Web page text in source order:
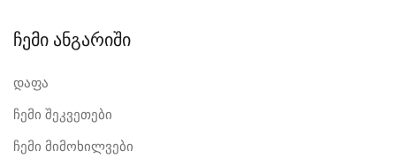
ჩემი ანგარიში
დაფა
ჩემი შეკვეთები
ჩემი მიმოხილვები